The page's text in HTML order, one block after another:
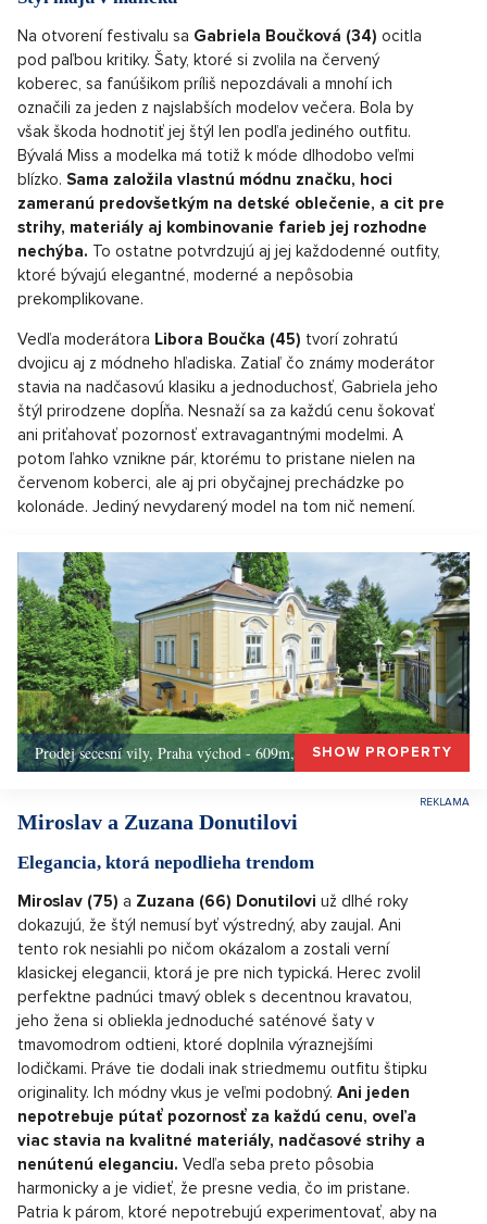
Na otvorení festivalu sa Gabriela Boučková (34) ocitla
pod paľbou kritiky. Šaty, ktoré si zvolila na červený
koberec, sa fanúšikom príliš nepozdávali a mnohí ich
označili za jeden z najslabších modelov večera. Bola by
však škoda hodnotiť jej štýl len podľa jediného outfitu.
Bývalá Miss a modelka má totiž k móde dlhodobo veľmi
blízko. Sama založila vlastnú módnu značku, hoci
zameranú predovšetkým na detské oblečenie, a cit pre
strihy, materiály aj kombinovanie farieb jej rozhodne
nechýba. To ostatne potvrdzujú aj jej každodenné outfity,
ktoré bývajú elegantné, moderné a nepôsobia
prekomplikovane.
Vedľa moderátora Libora Boučka (45) tvorí zohratú
dvojicu aj z módneho hľadiska. Zatiaľ čo známy moderátor
stavia na nadčasovú klasiku a jednoduchosť, Gabriela jeho
štýl prirodzene dopĺňa. Nesnaží sa za každú cenu šokovať
ani priťahovať pozornosť extravagantnými modelmi. A
potom ľahko vznikne pár, ktorému to pristane nielen na
červenom koberci, ale aj pri obyčajnej prechádzke po
kolonáde. Jediný nevydarený model na tom nič nemení.
Prodej secesní vily, Praha východ - 609m, Okolí PrahySHOW PROPERTY
Miroslav a Zuzana Donutilovi
Elegancia, ktorá nepodlieha trendom
Miroslav (75) a Zuzana (66) Donutilovi už dlhé roky
dokazujú, že štýl nemusí byť výstredný, aby zaujal. Ani
tento rok nesiahli po ničom okázalom a zostali verní
klasickej elegancii, ktorá je pre nich typická. Herec zvolil
perfektne padnúci tmavý oblek s decentnou kravatou,
jeho žena si obliekla jednoduché saténové šaty v
tmavomodrom odtieni, ktoré doplnila výraznejšími
lodičkami. Práve tie dodali inak striedmemu outfitu štipku
originality. Ich módny vkus je veľmi podobný. Ani jeden
nepotrebuje pútať pozornosť za každú cenu, oveľa
viac stavia na kvalitné materiály, nadčasové strihy a
nenútenú eleganciu. Vedľa seba preto pôsobia
harmonicky a je vidieť, že presne vedia, čo im pristane.
Patria k párom, ktoré nepotrebujú experimentovať, aby na